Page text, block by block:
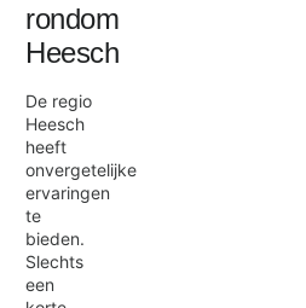
rondom
Heesch
De regio
Heesch
heeft
onvergetelijke
ervaringen
te
bieden.
Slechts
een